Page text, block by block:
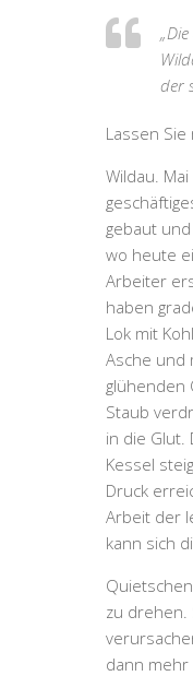
der
Lassen
Wildau.
gebaut
wo heute
Arbeiter
haben
Lok mit
Asche und
glühenden
Staub
in die Glut.
Kessel
Druck
Arbeit der
kann sich
zu drehen.
dann mehr